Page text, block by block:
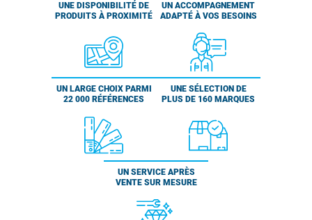
UNE DISPONIBILITÉ DE
PRODUITS À PROXIMITÉ
UN ACCOMPAGNEMENT
ADAPTÉ À VOS BESOINS
UN LARGE CHOIX PARMI
22 000 RÉFÉRENCES
UNE SÉLECTION DE
PLUS DE 160 MARQUES
UN SERVICE APRÈS
VENTE SUR MESURE